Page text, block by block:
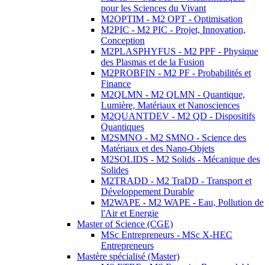
pour les Sciences du Vivant
M2OPTIM - M2 OPT - Optimisation
M2PIC - M2 PIC - Projet, Innovation,
Conception
M2PLASPHYFUS - M2 PPF - Physique
des Plasmas et de la Fusion
M2PROBFIN - M2 PF - Probabilités et
Finance
M2QLMN - M2 QLMN - Quantique,
Lumière, Matériaux et Nanosciences
M2QUANTDEV - M2 QD - Dispositifs
Quantiques
M2SMNO - M2 SMNO - Science des
Matériaux et des Nano-Objets
M2SOLIDS - M2 Solids - Mécanique des
Solides
M2TRADD - M2 TraDD - Transport et
Développement Durable
M2WAPE - M2 WAPE - Eau, Pollution de
l'Air et Energie
Master of Science (CGE)
MSc Entrepreneurs - MSc X-HEC
Entrepreneurs
Mastère spécialisé (Master)